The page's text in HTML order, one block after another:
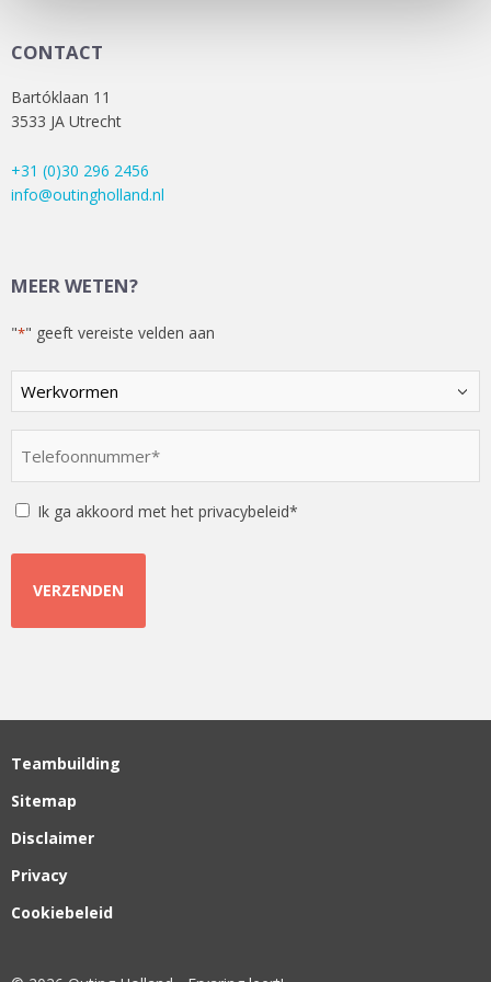
CONTACT
Bartóklaan 11
3533 JA Utrecht
+31 (0)30 296 2456
info@outingholland.nl
MEER WETEN?
"*" geeft vereiste velden aan
Kies
een
optie
Instemming
Ik ga akkoord met het privacybeleid*
Teambuilding
Sitemap
Disclaimer
Privacy
Cookiebeleid